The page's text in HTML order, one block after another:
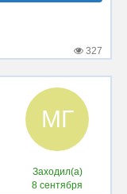
327
МГ
Заходил(а)
8 сентября